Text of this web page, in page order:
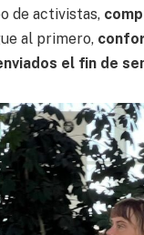
de activistas,
al primero,
el fin de